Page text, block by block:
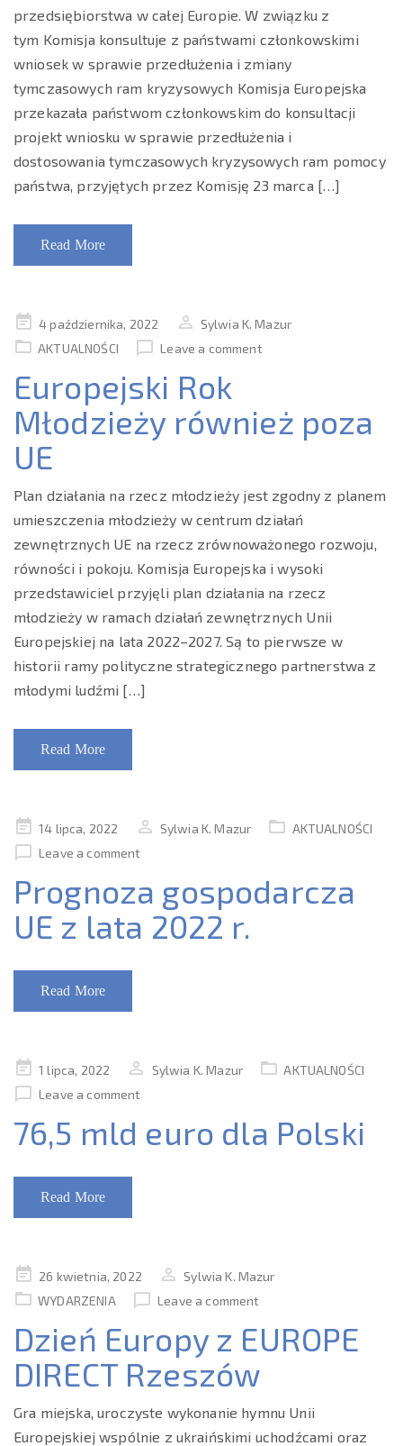
przedsiębiorstwa w całej Europie. W związku z
tym Komisja konsultuje z państwami członkowskimi
wniosek w sprawie przedłużenia i zmiany
tymczasowych ram kryzysowych Komisja Europejska
przekazała państwom członkowskim do konsultacji
projekt wniosku w sprawie przedłużenia i
dostosowania tymczasowych kryzysowych ram pomocy
państwa, przyjętych przez Komisję 23 marca […]
Read More
Posted
on
4 października, 2022
Sylwia K. Mazur
AKTUALNOŚCI
Leave a comment
Europejski Rok
Młodzieży również poza
UE
Plan działania na rzecz młodzieży jest zgodny z planem
umieszczenia młodzieży w centrum działań
zewnętrznych UE na rzecz zrównoważonego rozwoju,
równości i pokoju. Komisja Europejska i wysoki
przedstawiciel przyjęli plan działania na rzecz
młodzieży w ramach działań zewnętrznych Unii
Europejskiej na lata 2022–2027. Są to pierwsze w
historii ramy polityczne strategicznego partnerstwa z
młodymi ludźmi […]
Read More
Posted
on
14 lipca, 2022 Sylwia K. Mazur
AKTUALNOŚCI
Leave a comment
Prognoza gospodarcza
UE z lata 2022 r.
Read More
Posted
on
1 lipca, 2022 Sylwia K. Mazur
AKTUALNOŚCI
Leave a comment
76,5 mld euro dla Polski
Read More
Posted
on
26 kwietnia, 2022
Sylwia K. Mazur
WYDARZENIA
Leave a comment
Dzień Europy z EUROPE
DIRECT Rzeszów
Gra miejska, uroczyste wykonanie hymnu Unii
Europejskiej wspólnie z ukraińskimi uchodźcami oraz